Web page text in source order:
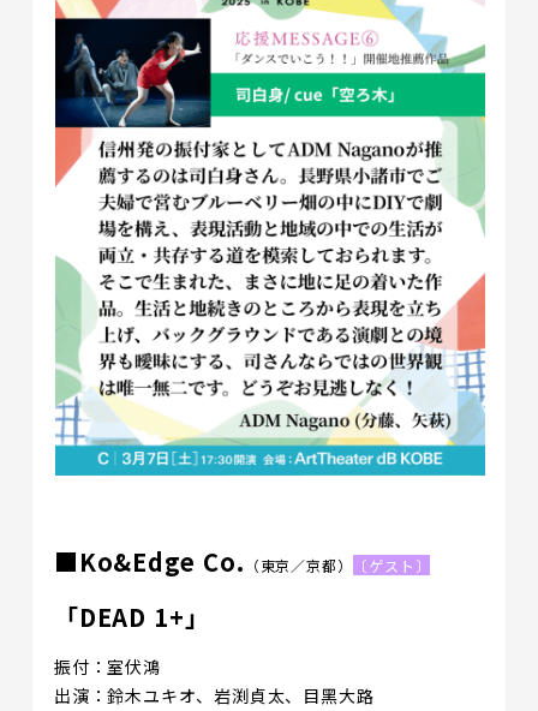
■Ko&Edge Co. （東京／京都） 〔ゲスト〕
「DEAD 1+」
振付：室伏鴻
出演：鈴木ユキオ、岩渕貞太、目黑大路